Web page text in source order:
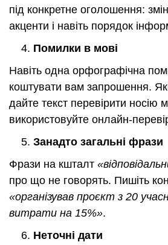
під конкретне оголошення:
акценти і навіть порядок
Помилки в мові
Навіть одна орфографічна
коштувати вам запрошення.
дайте текст перевірити носію
використовуйте онлайн-
Занадто загальні фрази
Фрази на кшталт
про що не говорять. Пишіть
«організував проєкт з 20
витрати на 15%».
Неточні дати